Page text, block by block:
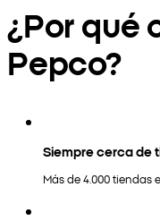
¿Por qué
Pepco?
Siempre cerca de
Más de 4.000 tiendas